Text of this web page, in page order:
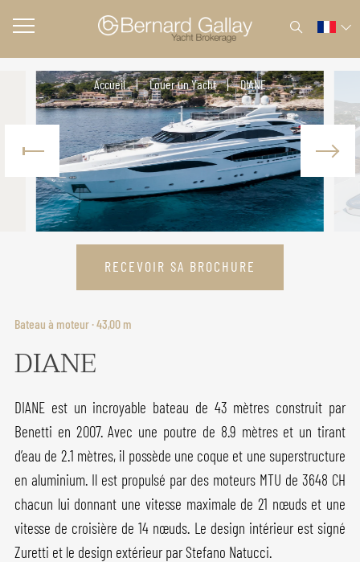
Accueil Louer un Yacht DIANE
RECEVOIR SA BROCHURE
Bateau à moteur · 43,00 m
DIANE
DIANE est un incroyable bateau de 43 mètres construit par
Benetti en 2007. Avec une poutre de 8.9 mètres et un tirant
d’eau de 2.1 mètres, il possède une coque et une superstructure
en aluminium. Il est propulsé par des moteurs MTU de 3648 CH
chacun lui donnant une vitesse maximale de 21 nœuds et une
vitesse de croisière de 14 nœuds. Le design intérieur est signé
Zuretti et le design extérieur par Stefano Natucci.